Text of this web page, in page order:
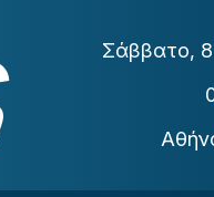
Σάββατο,